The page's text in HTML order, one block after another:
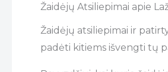
Žaidėjų Atsiliepimai apie
Žaidėjų atsiliepimai ir
padėti kitiems išvengti tų